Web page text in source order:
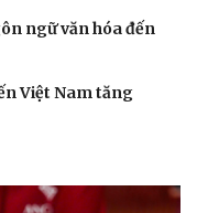
sĩ
Việt
ngữ văn hóa đến
Việt Nam tăng